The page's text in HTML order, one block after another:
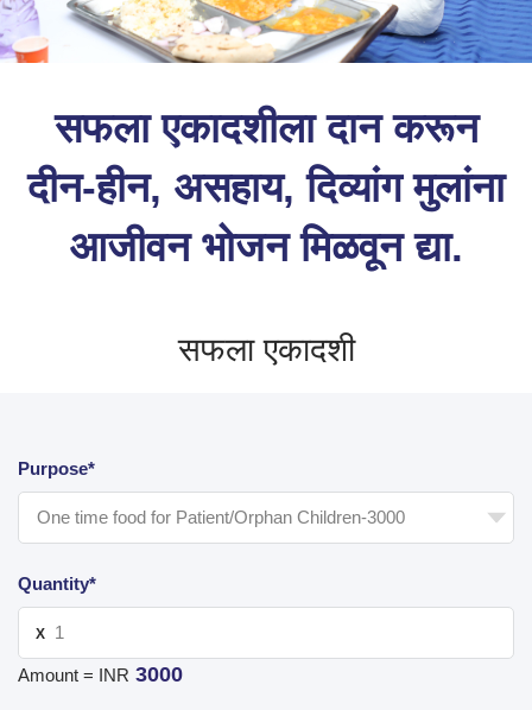
सफला एकादशीला दान करून
दीन-हीन, असहाय, दिव्यांग मुलांना
आजीवन भोजन मिळवून द्या.
सफला एकादशी
Purpose*
Quantity*
X
Amount = INR 3000